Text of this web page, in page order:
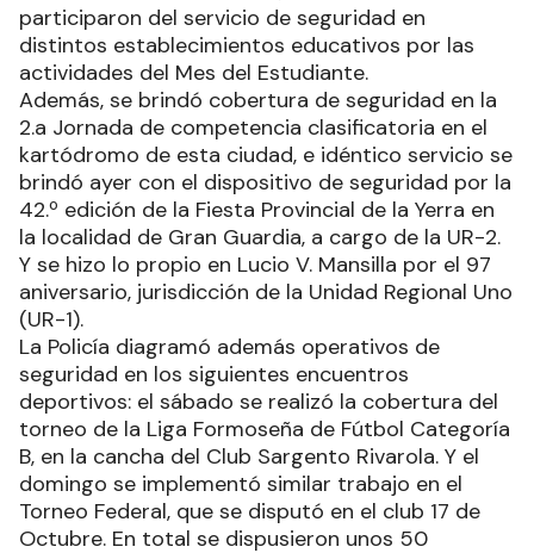
participaron del servicio de seguridad en
distintos establecimientos educativos por las
actividades del Mes del Estudiante.
Además, se brindó cobertura de seguridad en la
2.a Jornada de competencia clasificatoria en el
kartódromo de esta ciudad, e idéntico servicio se
brindó ayer con el dispositivo de seguridad por la
42.º edición de la Fiesta Provincial de la Yerra en
la localidad de Gran Guardia, a cargo de la UR-2.
Y se hizo lo propio en Lucio V. Mansilla por el 97
aniversario, jurisdicción de la Unidad Regional Uno
(UR-1).
La Policía diagramó además operativos de
seguridad en los siguientes encuentros
deportivos: el sábado se realizó la cobertura del
torneo de la Liga Formoseña de Fútbol Categoría
B, en la cancha del Club Sargento Rivarola. Y el
domingo se implementó similar trabajo en el
Torneo Federal, que se disputó en el club 17 de
Octubre. En total se dispusieron unos 50